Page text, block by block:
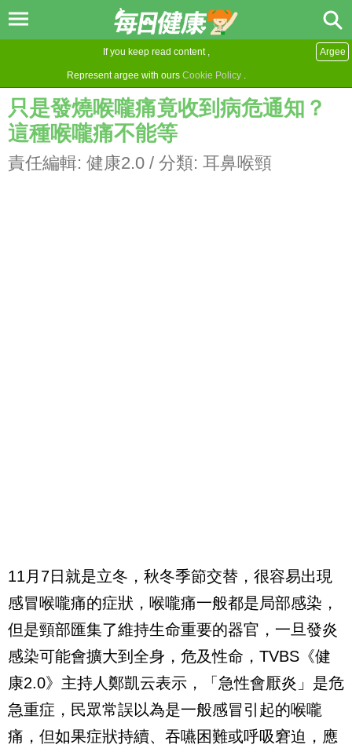
If you keep read content ,
Represent argee with ours Cookie Policy .
Argee
只是發燒喉嚨痛竟收到病危通知？
這種喉嚨痛不能等
責任編輯: 健康2.0 / 分類: 耳鼻喉頸
11 月 7日就是立冬，秋冬季節交替，很容易出現
感冒喉嚨痛的症狀，喉嚨痛一般都是局部感染，
但是頸部匯集了維持生命重要的器官，一旦發炎
感染可能會擴大到全身，危及性命， TVBS 《健
康2.0》主持人鄭凱云表示，「急性會厭炎」是危
急重症，民眾常誤以為是一般感冒引起的喉嚨
痛，但如果症狀持續、吞嚥困難或呼吸窘迫，應